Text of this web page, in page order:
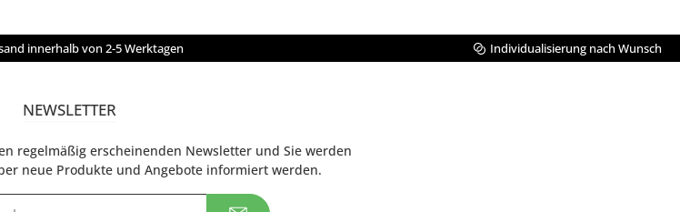
innerhalb von 2-5 Werktagen Individualisierung nach Wunsch
NEWSLETTER
regelmäßig erscheinenden Newsletter und Sie werden
neue Produkte und Angebote informiert werden.